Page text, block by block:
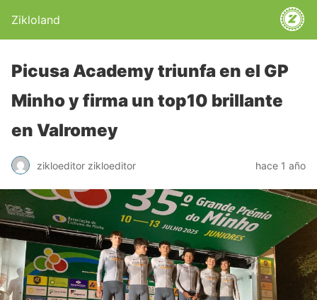
Zikloland
Picusa Academy triunfa en el GP
Minho y firma un top10 brillante
en Valromey
zikloeditor zikloeditor hace 1 año